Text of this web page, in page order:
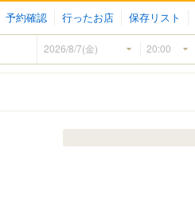
予約確認 行ったお店 保存リスト